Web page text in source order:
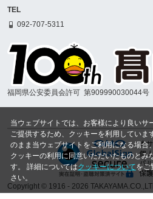
TEL
092-707-5311
福岡県公安委員会許可 第909990030044号
Copyright © 1916 - 2026
当ウェブサイトでは、お客様により良いサ
ご提供するため、クッキーを利用していま
のまま当ウェブサイトをご利用になる場合
クッキーの利用に同意いただいたものとみ
す。 詳細についてはクッキーについてをご
さい。